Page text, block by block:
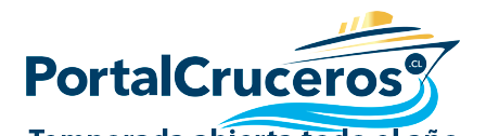
content